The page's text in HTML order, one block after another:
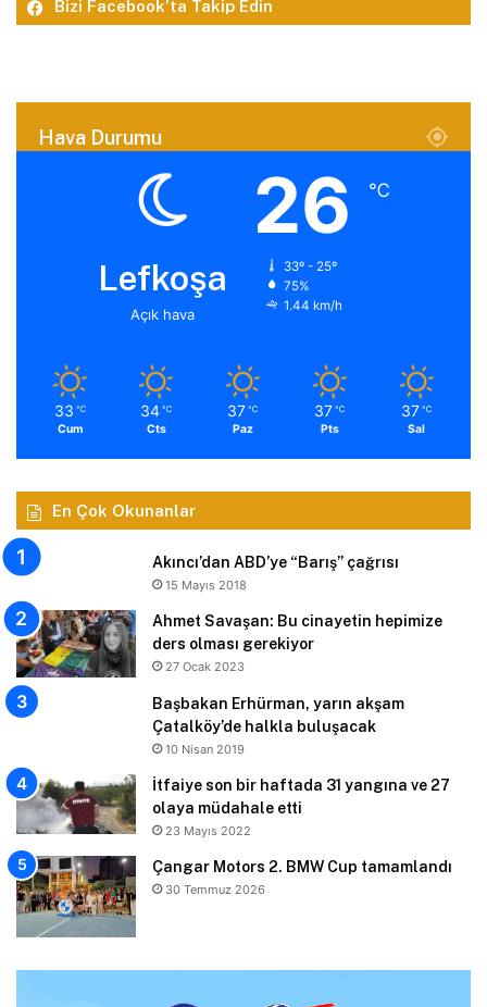
Bizi Facebook’ta Takip Edin
Hava Durumu
Lefkoşa
Açık hava
26 ℃
33º - 25º
75%
1.44 km/h
33 ℃
Cum
34 ℃
Cts
37 ℃
Paz
37 ℃
Pts
37 ℃
Sal
En Çok Okunanlar
Akıncı’dan ABD’ye “Barış” çağrısı
15 Mayıs 2018
Ahmet Savaşan: Bu cinayetin hepimize
ders olması gerekiyor
27 Ocak 2023
Başbakan Erhürman, yarın akşam
Çatalköy’de halkla buluşacak
10 Nisan 2019
İtfaiye son bir haftada 31 yangına ve 27
olaya müdahale etti
23 Mayıs 2022
Çangar Motors 2. BMW Cup tamamlandı
30 Temmuz 2026